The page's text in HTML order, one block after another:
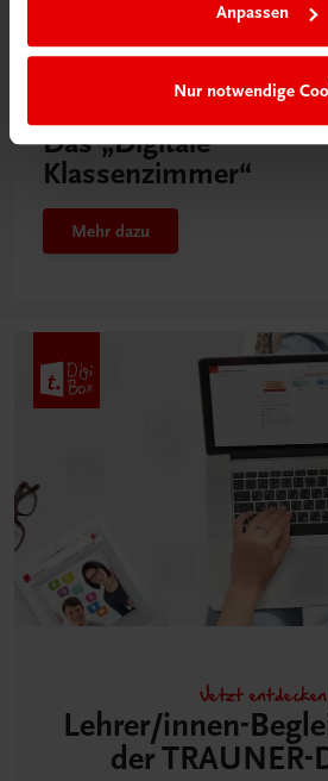
Anpassen
Nur notwendige
Neu in der DigiBox
Das „Digitale
Klassenzimmer“
Mehr dazu
Jetzt
Lehrer/innen-
der TRAUNER-